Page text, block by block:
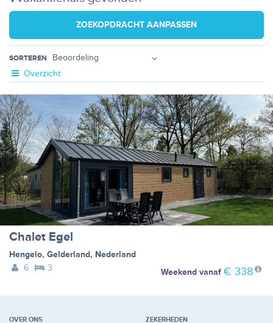
ZOEKOPDRACHT AANPASSEN
SORTEREN
Overzicht
Chalet Egel
Hengelo, Gelderland, Nederland
6
3 Weekendvanaf € 338
OVER ONS ZEKERHEDEN